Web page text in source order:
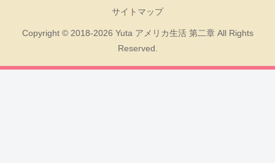
サイトマップ
Copyright © 2018-2026 Yuta アメリカ生活 第二章 All Rights
Reserved.